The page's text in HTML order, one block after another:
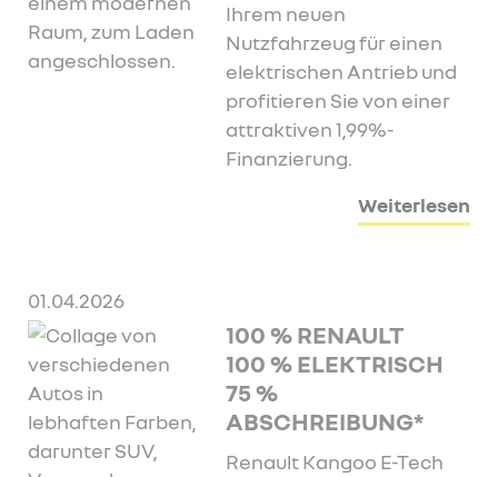
Ihrem neuen
Nutzfahrzeug für einen
elektrischen Antrieb und
profitieren Sie von einer
attraktiven 1,99%-
Finanzierung.
Weiterlesen
01.04.2026
100 % RENAULT
100 % ELEKTRISCH
75 %
ABSCHREIBUNG*
Renault Kangoo E-Tech